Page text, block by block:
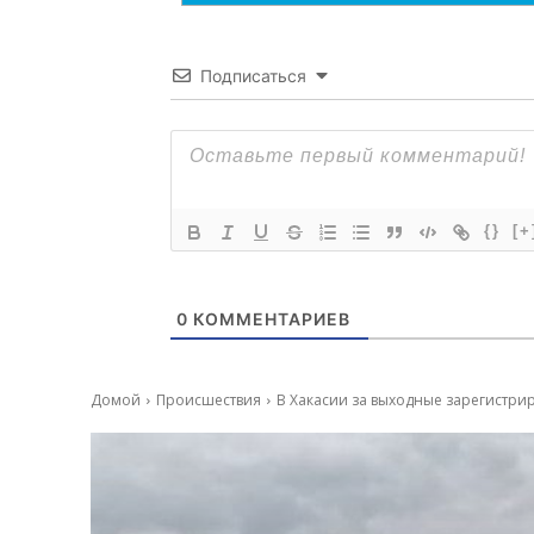
Подписаться
{}
0 КОММЕНТАРИЕВ